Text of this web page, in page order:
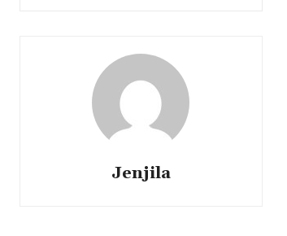
Jenjila